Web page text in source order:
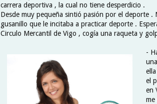
carrera deportiva , la cual no tiene desperdicio .
Desde muy pequeña sintió pasión por el deporte .
gusanillo que le incitaba a practicar deporte .
Circulo Mercantil de Vigo , cogía una raqueta y
-
el
en
me